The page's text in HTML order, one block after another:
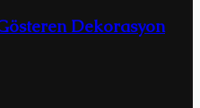
Dekorasyon